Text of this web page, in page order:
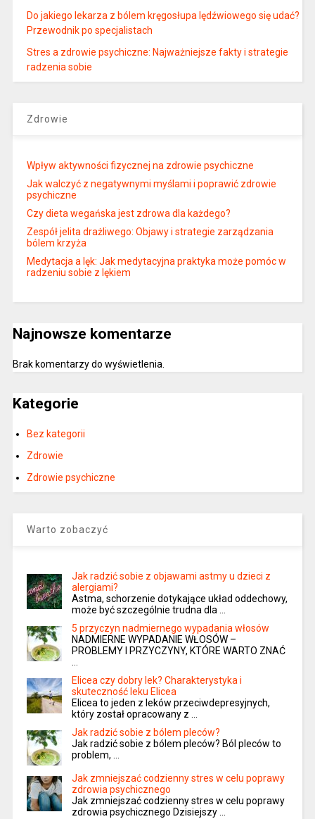
Do jakiego lekarza z bólem kręgosłupa lędźwiowego się udać?
Przewodnik po specjalistach
Stres a zdrowie psychiczne: Najważniejsze fakty i strategie
radzenia sobie
Zdrowie
Wpływ aktywności fizycznej na zdrowie psychiczne
Jak walczyć z negatywnymi myślami i poprawić zdrowie
psychiczne
Czy dieta wegańska jest zdrowa dla każdego?
Zespół jelita drażliwego: Objawy i strategie zarządzania
bólem krzyża
Medytacja a lęk: Jak medytacyjna praktyka może pomóc w
radzeniu sobie z lękiem
Najnowsze komentarze
Brak komentarzy do wyświetlenia.
Kategorie
Bez kategorii
Zdrowie
Zdrowie psychiczne
Warto zobaczyć
Jak radzić sobie z objawami astmy u dzieci z
alergiami?
Astma, schorzenie dotykające układ oddechowy,
może być szczególnie trudna dla …
5 przyczyn nadmiernego wypadania włosów
NADMIERNE WYPADANIE WŁOSÓW –
PROBLEMY I PRZYCZYNY, KTÓRE WARTO ZNAĆ
…
Elicea czy dobry lek? Charakterystyka i
skuteczność leku Elicea
Elicea to jeden z leków przeciwdepresyjnych,
który został opracowany z …
Jak radzić sobie z bólem pleców?
Jak radzić sobie z bólem pleców? Ból pleców to
problem, …
Jak zmniejszać codzienny stres w celu poprawy
zdrowia psychicznego
Jak zmniejszać codzienny stres w celu poprawy
zdrowia psychicznego Dzisiejszy …